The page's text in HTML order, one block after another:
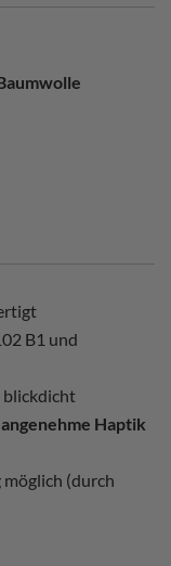
B1 und
blickdicht
Haptik
(durch